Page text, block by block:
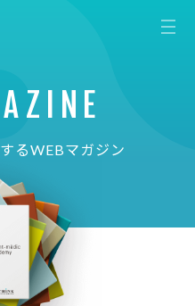
るWEBマガジン